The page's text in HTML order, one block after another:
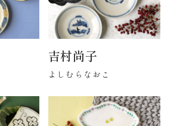
吉村尚子
よしむらなおこ